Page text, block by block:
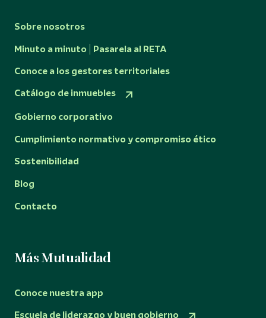
Sobre nosotros
Minuto a minuto | Pasarela al RETA
Conoce a los gestores territoriales
Catálogo de inmuebles
Gobierno corporativo
Cumplimiento normativo y compromiso ético
Sostenibilidad
Blog
Contacto
Más Mutualidad
Conoce nuestra app
Escuela de liderazgo y buen gobierno